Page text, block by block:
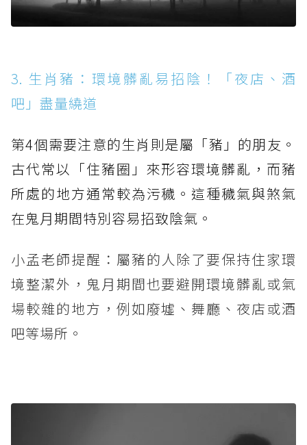
3. 生肖豬：環境髒亂易招陰！「夜店、酒
吧」盡量繞道
第4個需要注意的生肖則是屬「豬」的朋友。
古代常以「住豬圈」來形容環境髒亂，而豬
所處的地方通常較為污穢。這種穢氣與煞氣
在鬼月期間特別容易招致陰氣。
小孟老師提醒：屬豬的人除了要保持住家環
境整潔外，鬼月期間也要避開環境髒亂或氣
場較雜的地方，例如廢墟、舞廳、夜店或酒
吧等場所。